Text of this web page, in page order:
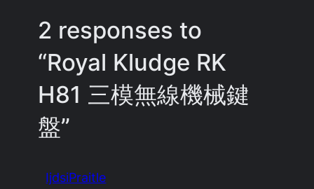
2 responses to
“Royal Kludge RK
H81 三模無線機械鍵
盤”
IjdsiPraitle